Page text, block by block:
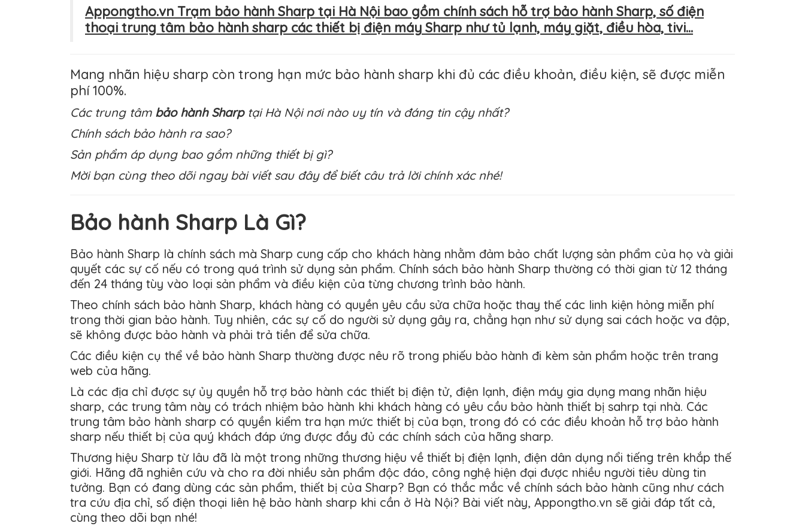
Appongtho.vn Trạm bảo hành Sharp tại Hà Nội bao gồm chính sách hỗ trợ bảo hành Sharp, số điện
thoại trung tâm bảo hành sharp các thiết bị điện máy Sharp như tủ lạnh, máy giặt, điều hòa, tivi...
Mang nhãn hiệu sharp còn trong hạn mức bảo hành sharp khi đủ các điều khoản, điều kiện, sẽ được miễn
phí 100%.
Các trung tâm bảo hành Sharp tại Hà Nội nơi nào uy tín và đáng tin cậy nhất?
Chính sách bảo hành ra sao?
Sản phẩm áp dụng bao gồm những thiết bị gì?
Mời bạn cùng theo dõi ngay bài viết sau đây để biết câu trả lời chính xác nhé!
Bảo hành Sharp Là Gì?
Bảo hành Sharp là chính sách mà Sharp cung cấp cho khách hàng nhằm đảm bảo chất lượng sản phẩm của họ và giải
quyết các sự cố nếu có trong quá trình sử dụng sản phẩm. Chính sách bảo hành Sharp thường có thời gian từ 12 tháng
đến 24 tháng tùy vào loại sản phẩm và điều kiện của từng chương trình bảo hành.
Theo chính sách bảo hành Sharp, khách hàng có quyền yêu cầu sửa chữa hoặc thay thế các linh kiện hỏng miễn phí
trong thời gian bảo hành. Tuy nhiên, các sự cố do người sử dụng gây ra, chẳng hạn như sử dụng sai cách hoặc va đập,
sẽ không được bảo hành và phải trả tiền để sửa chữa.
Các điều kiện cụ thể về bảo hành Sharp thường được nêu rõ trong phiếu bảo hành đi kèm sản phẩm hoặc trên trang
web của hãng.
Là các địa chỉ được sự ủy quyền hỗ trợ bảo hành các thiết bị điện tử, điện lạnh, điện máy gia dụng mang nhãn hiệu
sharp, các trung tâm này có trách nhiệm bảo hành khi khách hàng có yêu cầu bảo hành thiết bị sahrp tại nhà. Các
trung tâm bảo hành sharp có quyền kiểm tra hạn mức thiết bị của bạn, trong đó có các điều khoản hỗ trợ bảo hành
sharp nếu thiết bị của quý khách đáp ứng được đầy đủ các chính sách của hãng sharp.
Thương hiệu Sharp từ lâu đã là một trong những thương hiệu về thiết bị điện lạnh, điện dân dụng nổi tiếng trên khắp thế
giới. Hãng đã nghiên cứu và cho ra đời nhiều sản phẩm độc đáo, công nghệ hiện đại được nhiều người tiêu dùng tin
tưởng. Bạn có đang dùng các sản phẩm, thiết bị của Sharp? Bạn có thắc mắc về chính sách bảo hành cũng như cách
tra cứu địa chỉ, số điện thoại liên hệ bảo hành sharp khi cần ở Hà Nội? Bài viết này, Appongtho.vn sẽ giải đáp tất cả,
cùng theo dõi bạn nhé!